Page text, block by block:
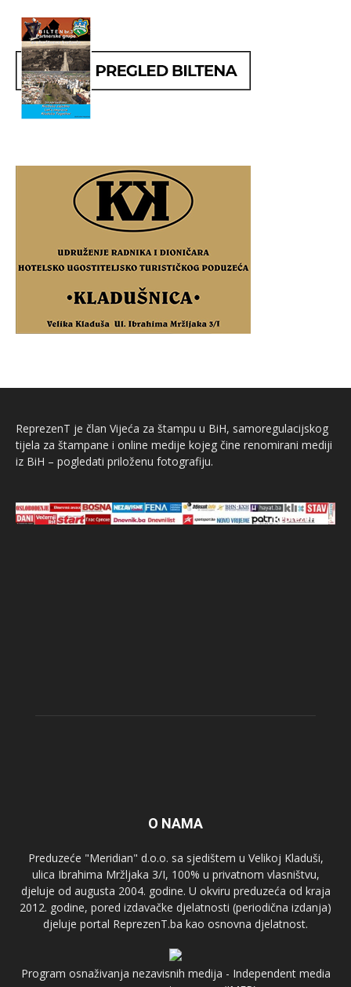
ReprezenT je član Vijeća za štampu u BiH, samoregulacijskog
tijela za štampane i online medije kojeg čine renomirani mediji
iz BiH – pogledati priloženu fotografiju.
O NAMA
Preduzeće "Meridian" d.o.o. sa sjedištem u Velikoj Kladuši,
ulica Ibrahima Mržljaka 3/I, 100% u privatnom vlasništvu,
djeluje od augusta 2004. godine. U okviru preduzeća od kraja
2012. godine, pored izdavačke djelatnosti (periodična izdanja)
djeluje portal ReprezenT.ba kao osnovna djelatnost.
Program osnaživanja nezavisnih medija - Independent media